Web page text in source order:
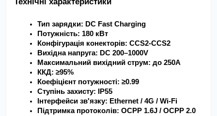
Тип зарядки: DC Fast Charging
Потужність: 180 кВт
Конфігурація конекторів: CCS2-CCS2
Вихідна напруга: DC 200–1000V
Максимальний вихідний струм: до 250A
ККД: ≥95%
Коефіцієнт потужності: ≥0.99
Ступінь захисту: IP55
Інтерфейси зв'язку: Ethernet / 4G / Wi-Fi
Підтримка протоколів: OCPP 1.6J / OCPP 2.0